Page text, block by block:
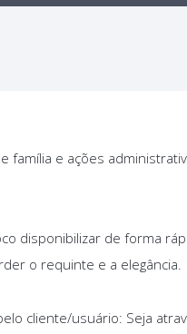
família e ações
disponibilizar de forma
o requinte e a elegância.
cliente/usuário: Seja